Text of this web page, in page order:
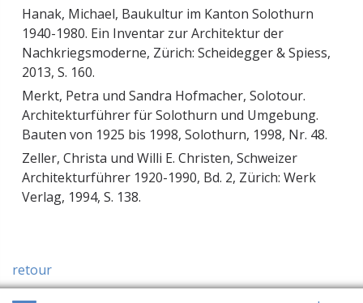
Hanak, Michael, Baukultur im Kanton Solothurn
1940-1980. Ein Inventar zur Architektur der
Nachkriegsmoderne, Zürich: Scheidegger & Spiess,
2013, S. 160.
Merkt, Petra und Sandra Hofmacher, Solotour.
Architekturführer für Solothurn und Umgebung.
Bauten von 1925 bis 1998, Solothurn, 1998, Nr. 48.
Zeller, Christa und Willi E. Christen, Schweizer
Architekturführer 1920-1990, Bd. 2, Zürich: Werk
Verlag, 1994, S. 138.
retour